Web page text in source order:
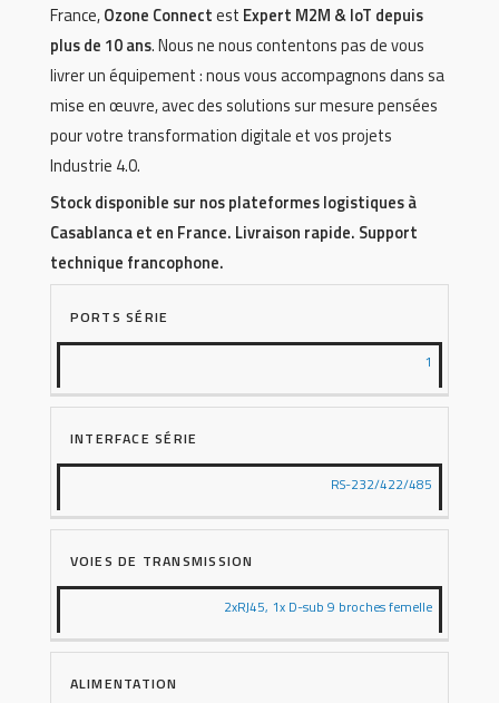
France,Ozone Connectest Expert M2M & IoT depuis
plus de 10 ans. Nous ne nous contentons pas de vous
livrer un équipement : nous vous accompagnons dans sa
mise en œuvre, avec des solutions sur mesure pensées
pour votre transformation digitale et vos projets
Industrie 4.0.
Stock disponible sur nos plateformes logistiques à
Casablanca et en France. Livraison rapide. Support
technique francophone.
PORTS SÉRIE
1
INTERFACE SÉRIE
RS-232/422/485
VOIES DE TRANSMISSION
2xRJ45, 1x D-sub 9 broches femelle
ALIMENTATION